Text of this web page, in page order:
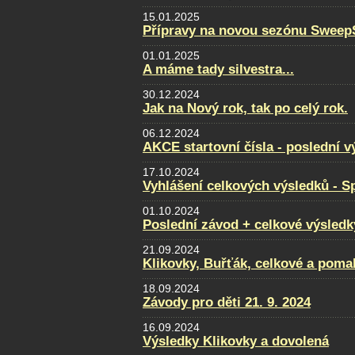
15.01.2025
Přípravy na novou sezónu
01.01.2025
A máme tady silvestra...
30.12.2024
Jak na Nový rok, tak po celý rok.
06.12.2024
AKCE startovní čísla - poslední
17.10.2024
Vyhlášení celkových výsledků -
01.10.2024
Poslední závod + celkové
21.09.2024
Klikovky, Buřťák, celkové a
18.09.2024
Závody pro děti 21. 9. 2024
16.09.2024
Výsledky Klikovky a dovolená